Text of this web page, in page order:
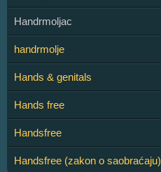
Handrmoljac
handrmolje
Hands & genitals
Hands free
Handsfree
Handsfree (zakon o saobraćaju)